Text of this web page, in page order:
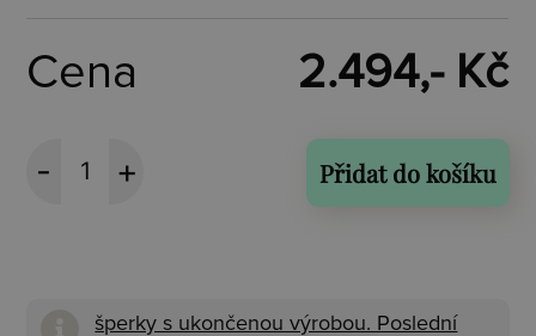
Cena 2.494,- Kč
Přidat do košíku
šperky s ukončenou výrobou. Poslední